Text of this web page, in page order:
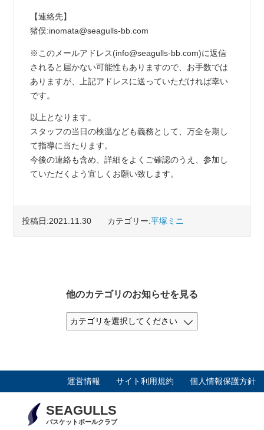
【連絡先】
猪俣:inomata@seagulls-bb.com
※このメールアドレス(info@seagulls-bb.com)に返信
されると届かない可能性もありますので、お手数では
ありますが、上記アドレスに送っていただければ幸い
です。
以上となります。
スタッフの当日の検温なども義務として、万全を期し
て指導に当たります。
今後の連絡も含め、詳細をよくご確認のうえ、参加し
ていただくよう宜しくお願い致します。
投稿日:2021.11.30 カテゴリー:平塚ミニ
他のカテゴリのお知らせを見る
運営情報 サイト利用規約 個人情報保護方針
SEAGULLS
バスケットボールクラブ